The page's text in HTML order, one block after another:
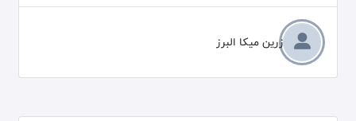
زرین میکا البرز